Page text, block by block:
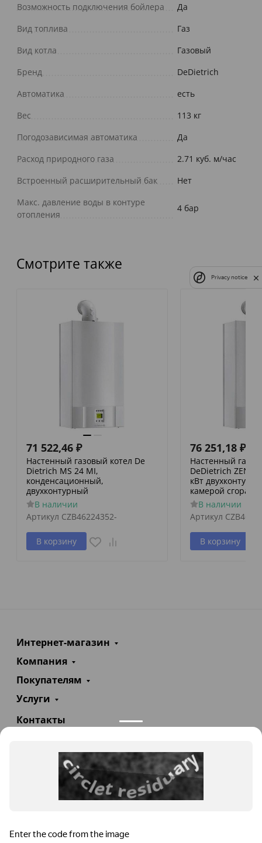
Возможность подключения бойлера
Да
Вид топлива
Газ
Вид котла
Газовый
Бренд
DeDietrich
Автоматика
есть
Вес
113 кг
Погодозависимая автоматика
Да
Расход природного газа
2.71 куб. м/час
Встроенный расширительный бак
Нет
Макс. давление воды в контуре
отопления
4 бар
Смотрите также
71 522,46 ₽
Настенный газовый котел De
Dietrich MS 24 MI,
конденсационный,
двухконтурный
В наличии
Артикул CZB46224352-
В корзину
76 251,18 ₽
Настенный
DeDietrich ZENA
кВт
камерой
В наличии
Артикул
В корзину
Интернет-магазин
Компания
Покупателям
Услуги
Контакты
info@teploexpert.com
Пн—Сб 09:00 – 18:00
Privacy notice